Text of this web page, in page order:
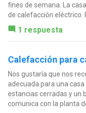
fines de semana. La
de calefacción eléctrico.
1 respuesta
Calefacción para
Nos gustaría que nos
adecuada para una
estancias cerradas y un
comunica con la planta